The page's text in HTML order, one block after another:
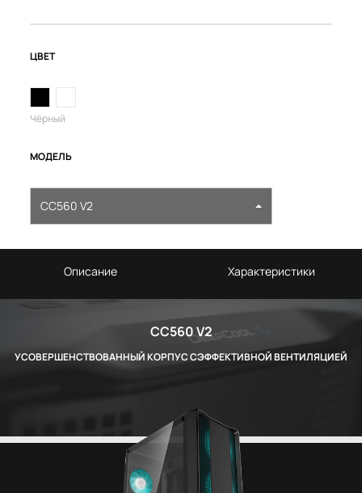
ЦВЕТ
Чёрный
МОДЕЛЬ
CC560 V2
Описание Характеристики
CC560 V2
УСОВЕРШЕНСТВОВАННЫЙ КОРПУС СЭФФЕКТИВНОЙ ВЕНТИЛЯЦИЕЙ